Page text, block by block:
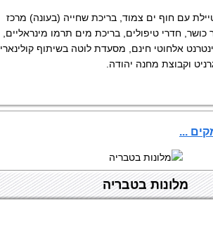
עם חוף ים צמוד, בריכת שחייה (בעונה) מרכז
חדרי טיפולים, בריכת מים תרמו מינראליים,
אלחוטי חינם, מסעדת לוטה בשיתוף קולינארי
וקבוצת מחנה יהודה.
מלונות בטבריה